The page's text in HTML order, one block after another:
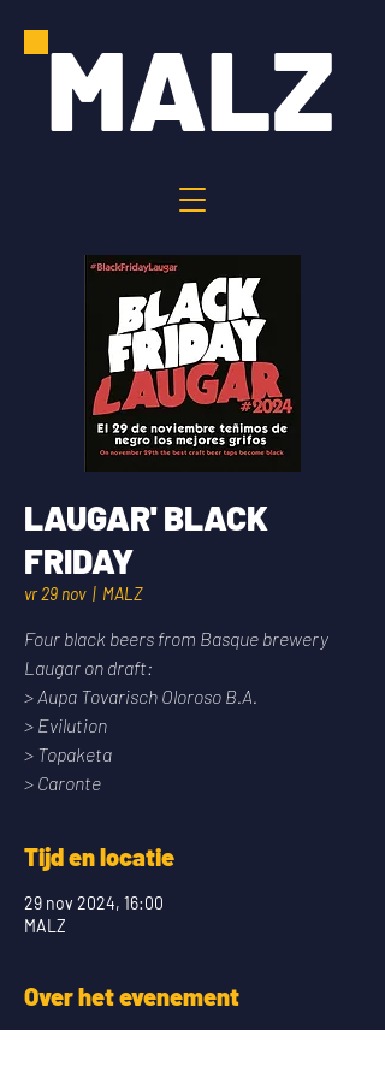
MALZ
LAUGAR' BLACK
FRIDAY
vr 29 nov
  |
MALZ
Four black beers from Basque brewery
Laugar on draft:
> Aupa Tovarisch Oloroso B.A.
> Evilution
> Topaketa
> Caronte
Tijd en locatie
29 nov 2024, 16:00
MALZ
Over het evenement